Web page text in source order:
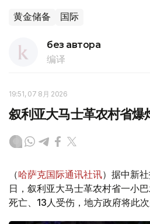
黄金储备 国际
без автора
编译
19:51, 07 8月 2026
叙利亚大马士革农村省爆
（哈萨克国际通讯社讯）据中新
日，叙利亚大马士革农村省一小
死亡、13人受伤，地方政府将此次